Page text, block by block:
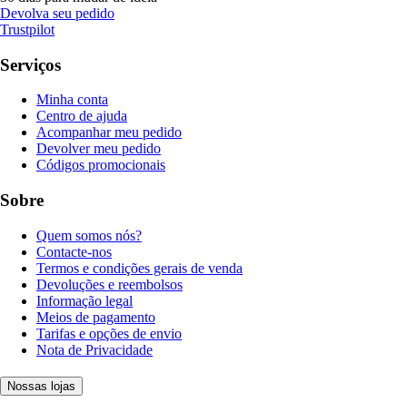
Devolva seu pedido
Trustpilot
Serviços
Minha conta
Centro de ajuda
Acompanhar meu pedido
Devolver meu pedido
Códigos promocionais
Sobre
Quem somos nós?
Contacte-nos
Termos e condições gerais de venda
Devoluções e reembolsos
Informação legal
Meios de pagamento
Tarifas e opções de envio
Nota de Privacidade
Nossas lojas